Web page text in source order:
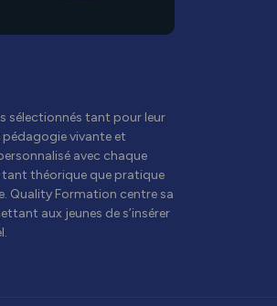
sélectionnés tant pour leur
vivante et
avec chaque
théorique que pratique
Quality Formation centre sa
aux jeunes de s’insérer